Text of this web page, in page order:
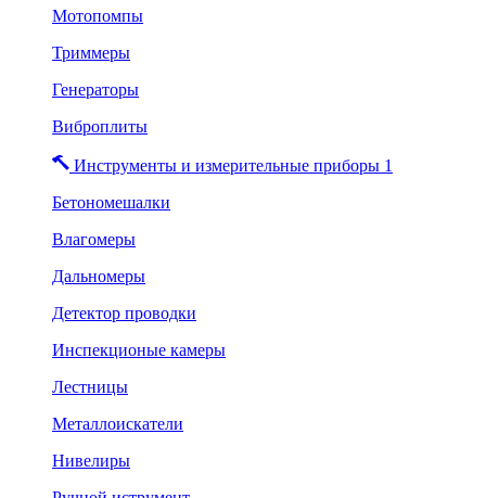
Мотопомпы
Триммеры
Генераторы
Виброплиты
Инструменты и измерительные приборы 1
Бетономешалки
Влагомеры
Дальномеры
Детектор проводки
Инспекционые камеры
Лестницы
Металлоискатели
Нивелиры